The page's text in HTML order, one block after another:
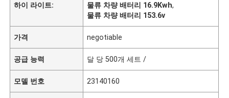
하이 라이트:
물류 차량 배터리 16.9Kwh,
물류 차량 배터리 153.6v
가격 negotiable
공급 능력 달 당 500개 세트 /
모델 번호 23140160